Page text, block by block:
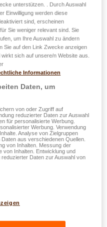
unterstützen. . Durch Auswahl
Einwilligung werden diese
sind, erscheinen
Sie weniger relevant sind. Sie
um Ihre Auswahl zu ändern
Sie auf den Link Zwecke anzeigen
sich auf unsere/n Website aus.
Informationen
Daten, um
von oder Zugriff auf
reduzierter Daten zur Auswahl
für personalisierte Werbung.
Werbung. Verwendung
Analyse von Zielgruppen
aus verschiedenen Quellen.
von Inhalten. Messung der
von Inhalten. Entwicklung und
Daten zur Auswahl von